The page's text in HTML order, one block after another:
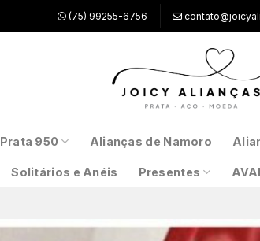
(75) 99255-6756
Prata 950 Alianças de Namoro
Solitários e Anéis Presentes